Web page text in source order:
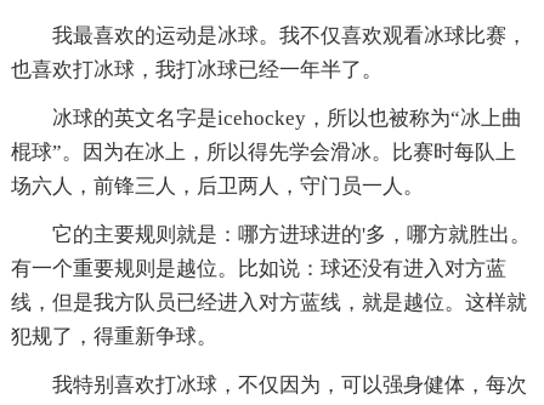
我最喜欢的运动是冰球。我不仅喜欢观看冰球比赛，
也喜欢打冰球，我打冰球已经一年半了。
冰球的英文名字是icehockey，所以也被称为“冰上曲
棍球”。因为在冰上，所以得先学会滑冰。比赛时每队上
场六人，前锋三人，后卫两人，守门员一人。
它的主要规则就是：哪方进球进的'多，哪方就胜出。
有一个重要规则是越位。比如说：球还没有进入对方蓝
线，但是我方队员已经进入对方蓝线，就是越位。这样就
犯规了，得重新争球。
我特别喜欢打冰球，不仅因为，可以强身健体，每次